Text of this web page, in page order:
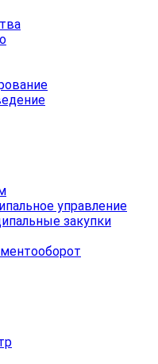
управление
закупки